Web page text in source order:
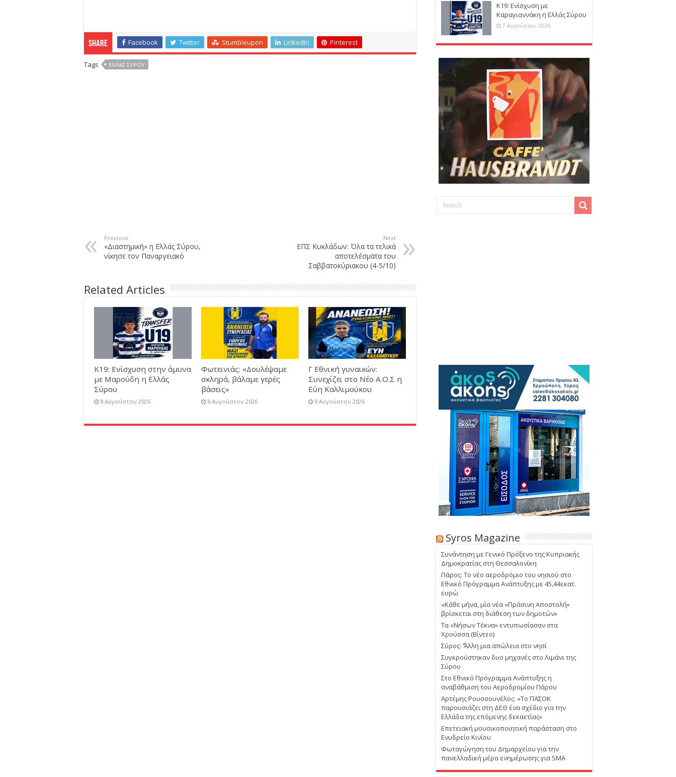
Share Facebook Twitter Stumbleupon LinkedIn Pinterest
Tags ΕΛΛΑΣ ΣΎΡΟΥ
Previous
«Διαστημική» η Ελλάς Σύρου,
νίκησε τον Παναργειακό
Next
ΕΠΣ Κυκλάδων: Όλα τα τελικά
αποτελέσματα του
Σαββατοκύριακου (4-5/10)
Related Articles
Κ19: Ενίσχυση στην άμυνα
με Μαρούδη η Ελλάς
Σύρου
8 Αυγούστου 2026
Φωτεινιάς: «Δουλέψαμε
σκληρά, βάλαμε γερές
βάσεις»
8 Αυγούστου 2026
Γ Εθνική γυναικών:
Συνεχίζει στο Νέο Α.Ο.Σ η
Εύη Καλλιμούκου
8 Αυγούστου 2026
Κ19: Ενίσχυση με
Καραγιαννάκη η Ελλάς Σύρου
7 Αυγούστου 2026
Syros Magazine
Συνάντηση με Γενικό Πρόξενο της Κυπριακής
Δημοκρατίας στη Θεσσαλονίκη
Πάρος: Το νέο αεροδρόμιο του νησιού στο
Εθνικό Πρόγραμμα Ανάπτυξης με 45,44εκατ.
ευρώ
«Κάθε μήνα, μία νέα «Πράσινη Αποστολή»
βρίσκεται στη διάθεση των δημοτών»
Τα «Νήσων Τέκνα» εντυπωσίασαν στα
Χρούσσα (Βίντεο)
Σύρος: ΄’Άλλη μια απώλεια στο νησί
Συγκρούστηκαν δυο μηχανές στο Λιμάνι της
Σύρου
Στο Εθνικό Πρόγραμμα Ανάπτυξης η
αναβάθμιση του Αεροδρομίου Πάρου
Αρτέμης Ρουσσουνέλος: «Το ΠΑΣΟΚ
παρουσιάζει στη ΔΕΘ ένα σχέδιο για την
Ελλάδα της επόμενης δεκαετίας»
Επετειακή μουσικοποιητική παράσταση στο
Ενυδρείο Κινίου
Φωταγώγηση του Δημαρχείου για την
πανελλαδική μέρα ενημέρωσης για SMA